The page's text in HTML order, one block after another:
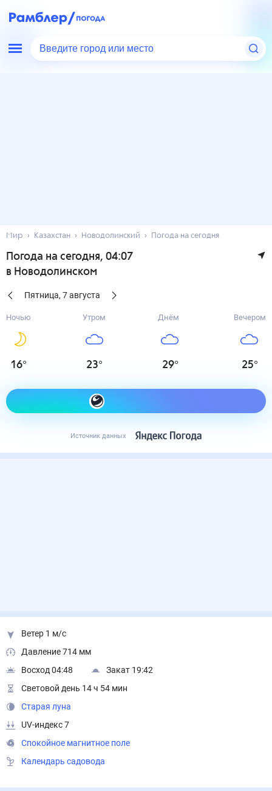
Введите город или место
Мир Казахстан Новодолинский Погода на сегодня
Погода на сегодня, 04:07
в Новодолинском
Пятница, 7августа
Ночью
16°
Утром
23°
Днём
29°
Вечером
25°
Как одеться сегодня
Источник данных
Ветер 1 м/с
Давление 714 мм
Восход 04:48
Закат 19:42
Световой день 14 ч 54 мин
Старая луна
UV-индекс 7
Спокойное магнитное поле
Календарь садовода